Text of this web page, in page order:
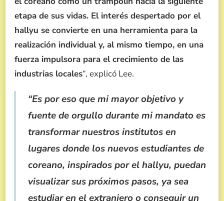
etapa de sus vidas. El interés despertado por el
hallyu se convierte en una herramienta para la
realización individual y, al mismo tiempo, en una
fuerza impulsora para el crecimiento de las
industrias locales“, explicó Lee.
“Es por eso que mi mayor objetivo y
fuente de orgullo durante mi mandato es
transformar nuestros institutos en
lugares donde los nuevos estudiantes de
coreano, inspirados por el hallyu, puedan
visualizar sus próximos pasos, ya sea
estudiar en el extranjero o conseguir un